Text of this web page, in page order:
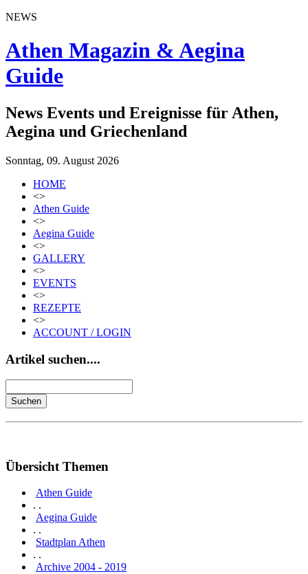
NEWS
Athen Magazin & Aegina
Guide
News Events und Ereignisse für Athen,
Aegina und Griechenland
Sonntag, 09. August 2026
HOME
<>
Athen Guide
<>
Aegina Guide
<>
GALLERY
<>
EVENTS
<>
REZEPTE
<>
ACCOUNT / LOGIN
Artikel suchen....
Übersicht Themen
Athen Guide
. .
Aegina Guide
. .
Stadtplan Athen
. .
Archive 2004 - 2019